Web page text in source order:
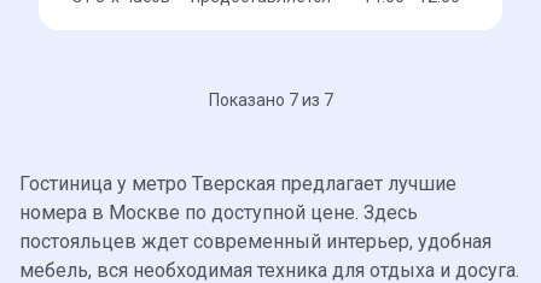
Показано 7 из 7
Гостиница у метро Тверская предлагает лучшие
номера в Москве по доступной цене. Здесь
постояльцев ждет современный интерьер, удобная
мебель, вся необходимая техника для отдыха и досуга.